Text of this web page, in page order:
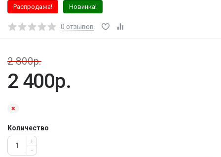
Распродажа! Новинка!
0 отзывов
2 800р.
2 400р.
Количество
+
-